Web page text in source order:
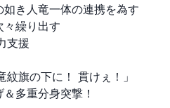
き人竜一体の連携を為す
々繰り出す
支援
旗の下に！ 貫けぇ！」
多重分身突撃！